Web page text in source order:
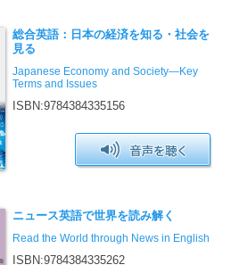
総合英語：日本の経済を知る・社会を
見る
Japanese Economy and Society―Key
Terms and Issues
ISBN:9784384335156
ニュース英語で世界を読み解く
Read the World through News in English
ISBN:9784384335262